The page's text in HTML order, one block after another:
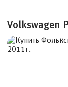
Volkswagen